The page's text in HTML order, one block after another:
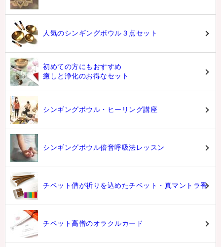
人気のシンギングボウル３点セット
初めての方にもおすすめ
癒しと浄化のお得なセット
シンギングボウル・ヒーリング講座
シンギングボウル倍音呼吸法レッスン
チベット僧が祈りを込めたチベット・真マントラ香
チベット高僧のオラクルカード